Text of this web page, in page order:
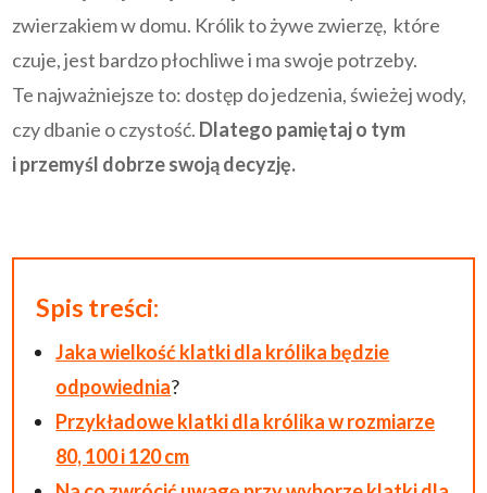
zwierzakiem w domu. Królik to żywe zwierzę, które
czuje, jest bardzo płochliwe i ma swoje potrzeby.
Te najważniejsze to: dostęp do jedzenia, świeżej wody,
czy dbanie o czystość. Dlatego pamiętaj o tym
i przemyśl dobrze swoją decyzję.
Spis treści:
Jaka wielkość klatki dla królika będzie
odpowiednia?
Przykładowe klatki dla królika w rozmiarze
80, 100 i 120 cm